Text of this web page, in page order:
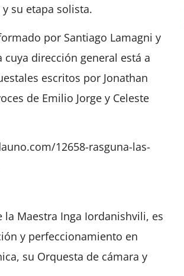
su etapa solista.
por Santiago Lamagni y
dirección general está a
escritos por Jonathan
de Emilio Jorge y Celeste
12658-rasguna-las-
Maestra Inga Iordanishvili, es
y perfeccionamiento en
su Orquesta de cámara y